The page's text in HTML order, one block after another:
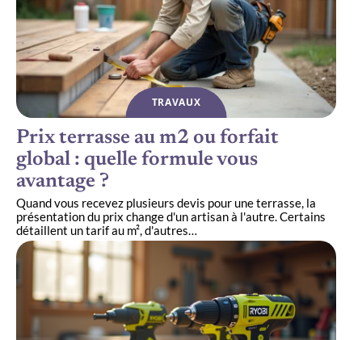
TRAVAUX
Prix terrasse au m2 ou forfait
global : quelle formule vous
avantage ?
Quand vous recevez plusieurs devis pour une terrasse, la
présentation du prix change d'un artisan à l'autre. Certains
détaillent un tarif au m², d'autres…